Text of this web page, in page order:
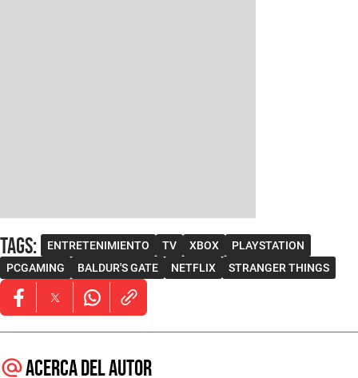
Tags: ENTRETENIMIENTO TV XBOX
PLAYSTATION
PCGAMING
BALDUR'S GATE NETFLIX STRANGER THINGS
Opens in new window
Opens in new window
Opens in new window
Acerca del autor